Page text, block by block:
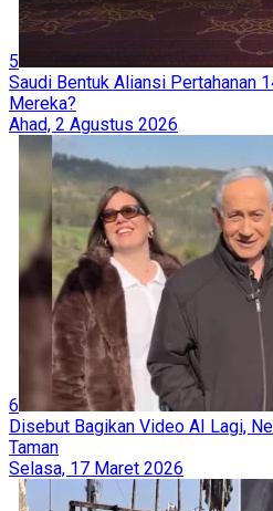
5
Saudi Bentuk Aliansi Pertahanan
Mereka?
Ahad, 2 Agustus 2026
6
Disebut Bagikan Video AI Lagi,
Taman
Selasa, 17 Maret 2026